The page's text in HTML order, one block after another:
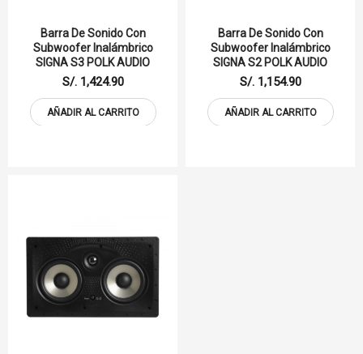
Barra De Sonido Con
Subwoofer Inalámbrico
SIGNA S3 POLK AUDIO
S/. 1,424.90
AÑADIR AL CARRITO
Barra De Sonido Con
Subwoofer Inalámbrico
SIGNA S2 POLK AUDIO
S/. 1,154.90
AÑADIR AL CARRITO